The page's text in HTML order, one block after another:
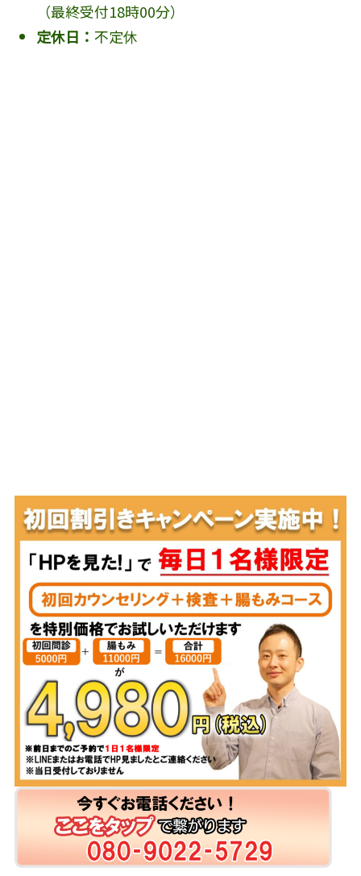
（最終受付18時00分）
定休日： 不定休